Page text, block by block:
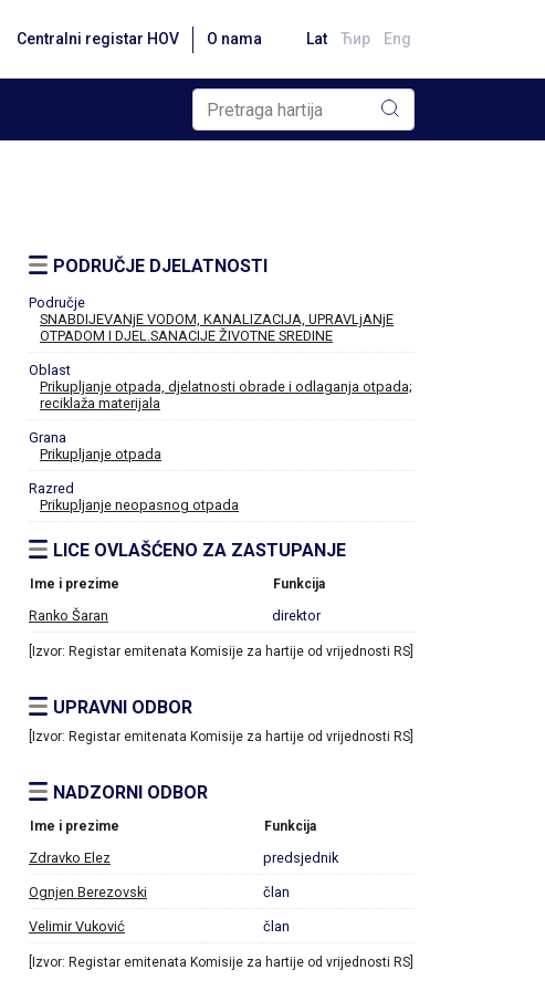
Centralni registar HOV O nama Lat Ћир Eng
PODRUČJE DJELATNOSTI
Područje
SNABDIJEVANjE VODOM, KANALIZACIJA, UPRAVLjANjE
OTPADOM I DJEL.SANACIJE ŽIVOTNE SREDINE
Oblast
Prikupljanje otpada, djelatnosti obrade i odlaganja otpada;
reciklaža materijala
Grana
Prikupljanje otpada
Razred
Prikupljanje neopasnog otpada
LICE OVLAŠĆENO ZA ZASTUPANJE
Ime i prezime Funkcija
Ranko Šaran direktor
[Izvor: Registar emitenata Komisije za hartije od vrijednosti RS]
UPRAVNI ODBOR
[Izvor: Registar emitenata Komisije za hartije od vrijednosti RS]
NADZORNI ODBOR
Ime i prezime Funkcija
Zdravko Elez predsjednik
Ognjen Berezovski član
Velimir Vuković član
[Izvor: Registar emitenata Komisije za hartije od vrijednosti RS]